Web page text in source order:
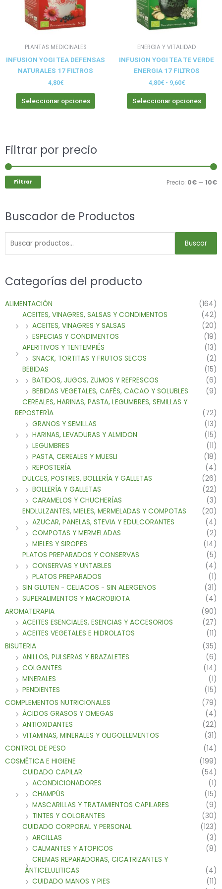
PLANTAS MEDICINALES
INFUSION YOGI TEA DEFENSAS
NATURALES 17 FILTROS
4,80€
Seleccionar opciones
la
producto
ENERGIA Y VITALIDAD
INFUSION YOGI TEA TE VERDE
ENERGIA 17 FILTROS
4,80€ - 9,60€
Seleccionar opciones
la
Filtrar por precio
Filtrar Precio: 0€ — 10€
Buscador de Productos
Buscar
Buscar
Categorías del producto
ALIMENTACIÓN
(164)
ACEITES, VINAGRES, SALSAS Y CONDIMENTOS
(42)
ACEITES, VINAGRES Y SALSAS
(20)
ESPECIAS Y CONDIMENTOS
(19)
APERITIVOS Y TENTEMPIÉS
(13)
SNACK, TORTITAS Y FRUTOS SECOS
(2)
BEBIDAS
(15)
BATIDOS, JUGOS, ZUMOS Y REFRESCOS
(6)
BEBIDAS VEGETALES, CAFÉS, CACAO Y SOLUBLES
(9)
CEREALES, HARINAS, PASTA, LEGUMBRES, SEMILLAS Y
REPOSTERÍA
(72)
GRANOS Y SEMILLAS
(13)
HARINAS, LEVADURAS Y ALMIDON
(15)
LEGUMBRES
(11)
PASTA, CEREALES Y MUESLI
(18)
REPOSTERÍA
(4)
DULCES, POSTRES, BOLLERÍA Y GALLETAS
(26)
BOLLERÍA Y GALLETAS
(22)
CARAMELOS Y CHUCHERÍAS
(3)
ENDLULZANTES, MIELES, MERMELADAS Y COMPOTAS
(20)
AZUCAR, PANELAS, STEVIA Y EDULCORANTES
(4)
COMPOTAS Y MERMELADAS
(2)
MIELES Y SIROPES
(14)
PLATOS PREPARADOS Y CONSERVAS
(5)
CONSERVAS Y UNTABLES
(4)
PLATOS PREPARADOS
(1)
SIN GLUTEN - CELIACOS - SIN ALERGENOS
(31)
SUPERALIMENTOS Y MACROBIOTA
(4)
AROMATERAPIA
(90)
ACEITES ESENCIALES, ESENCIAS Y ACCESORIOS
(27)
ACEITES VEGETALES E HIDROLATOS
(11)
BISUTERIA
(35)
ANILLOS, PULSERAS Y BRAZALETES
(6)
COLGANTES
(14)
MINERALES
(1)
PENDIENTES
(15)
COMPLEMENTOS NUTRICIONALES
(79)
ÁCIDOS GRASOS Y OMEGAS
(4)
ANTIOXIDANTES
(22)
VITAMINAS, MINERALES Y OLIGOELEMENTOS
(31)
CONTROL DE PESO
(14)
COSMÉTICA E HIGIENE
(199)
CUIDADO CAPILAR
(54)
ACONDICIONADORES
(1)
CHAMPÚS
(15)
MASCARILLAS Y TRATAMIENTOS CAPILARES
(9)
TINTES Y COLORANTES
(30)
CUIDADO CORPORAL Y PERSONAL
(123)
ARCILLAS
(3)
CALMANTES Y ATOPICOS
(8)
CREMAS REPARADORAS, CICATRIZANTES Y
ANTICELULITICAS
(4)
CUIDADO MANOS Y PIES
(11)